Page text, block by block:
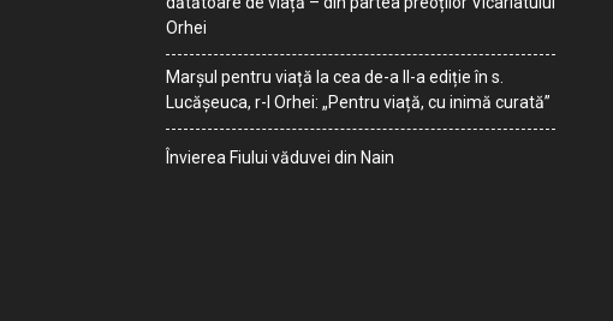
Orhei
Marșul pentru viață la cea de-a II-a ediție în s.
Lucășeuca, r-l Orhei: „Pentru viață, cu inimă curată”
Învierea Fiului văduvei din Nain